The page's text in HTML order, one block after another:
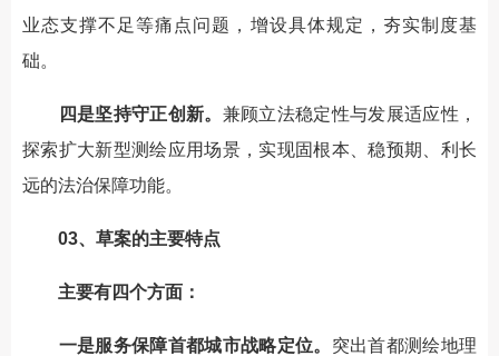
业态支撑不足等痛点问题，增设具体规定，夯实制度基
础。
四是坚持守正创新。 兼顾立法稳定性与发展适应性，
探索扩大新型测绘应用场景，实现固根本、稳预期、利长
远的法治保障功能。
03、草案的主要特点
主要有四个方面：
一是服务保障首都城市战略定位。 突出首都测绘地理